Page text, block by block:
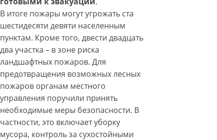
В итоге пожары могут угрожать ста
шестидесяти девяти населенным
пунктам. Кроме того, двести двадцать
два участка – в зоне риска
ландшафтных пожаров. Для
предотвращения возможных лесных
пожаров органам местного
управления поручили принять
необходимые меры безопасности. В
частности, это включает уборку
мусора, контроль за сухостойными